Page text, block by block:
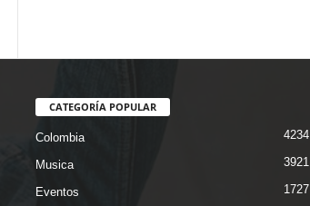
CATEGORÍA POPULAR
Colombia 4234
Musica 3921
Eventos 1727